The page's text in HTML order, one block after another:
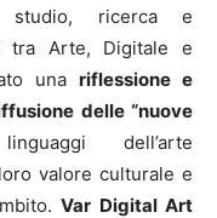
studio, ricerca e
tra Arte, Digitale e
una riflessione e
delle “nuove
dell’arte
valore culturale e
Var Digital Art